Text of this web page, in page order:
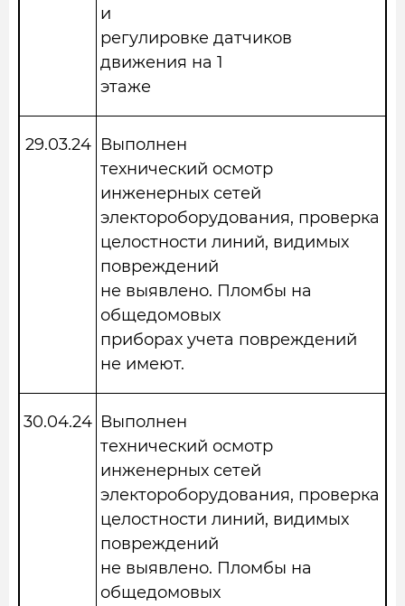
и
регулировке датчиков
движения на 1
этаже
29.03.24 Выполнен
технический осмотр
инженерных сетей
электороборудования, проверка
целостности линий, видимых
повреждений
не выявлено. Пломбы на
общедомовых
приборах учета повреждений
не имеют.
30.04.24 Выполнен
технический осмотр
инженерных сетей
электороборудования, проверка
целостности линий, видимых
повреждений
не выявлено. Пломбы на
общедомовых